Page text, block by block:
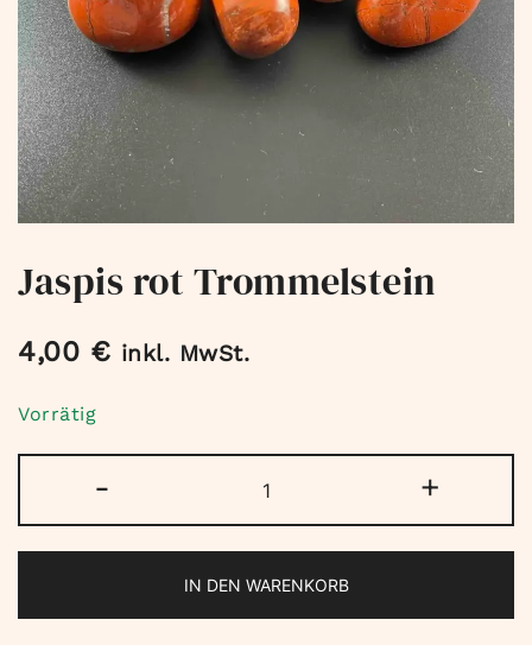
Jaspis rot Trommelstein
4,00 € inkl. MwSt.
Vorrätig
-
rot
Trommelstein
+
IN DEN WARENKORB